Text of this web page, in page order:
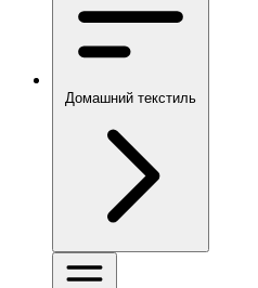
Домашний текстиль